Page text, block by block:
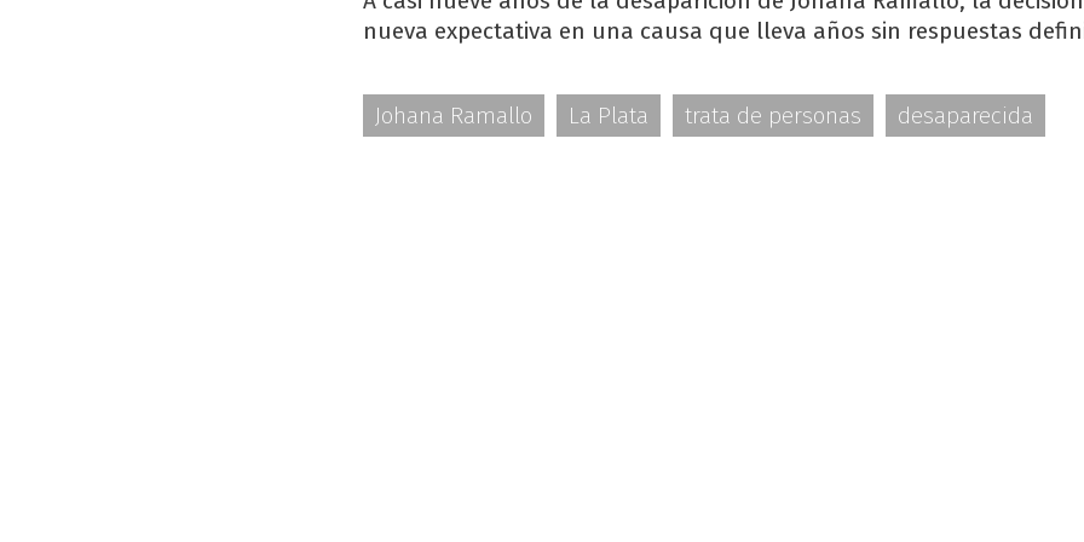
nueva expectativa en una causa que lleva años sin respuestas
Johana Ramallo La Plata trata de personas desaparecida